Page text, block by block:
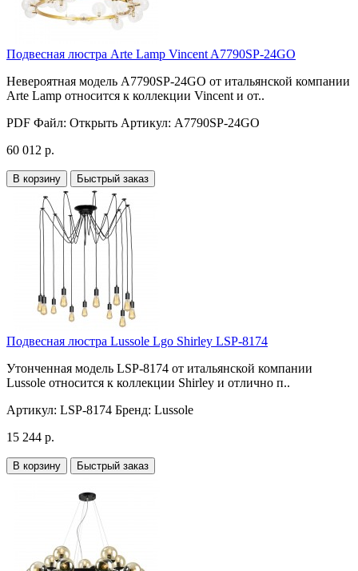
Подвесная люстра Arte Lamp Vincent A7790SP-24GO
Невероятная модель A7790SP-24GO от итальянской компании
Arte Lamp относится к коллекции Vincent и от..
PDF Файл: Открыть Артикул: A7790SP-24GO
60 012 р.
В корзину Быстрый заказ
Подвесная люстра Lussole Lgo Shirley LSP-8174
Утонченная модель LSP-8174 от итальянской компании
Lussole относится к коллекции Shirley и отлично п..
Артикул: LSP-8174 Бренд: Lussole
15 244 р.
В корзину Быстрый заказ